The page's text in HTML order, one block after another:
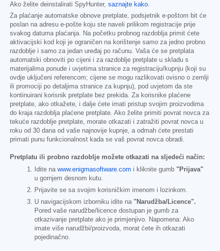
Ako želite deinstalirati SpyHunter, saznajte kako.
Za plaćanje automatske obnove pretplate, podsjetnik e-poštom bit će
poslan na adresu e-pošte koju ste naveli prilikom registracije prije
svakog datuma plaćanja. Na početku probnog razdoblja primit ćete
aktivacijski kod koji je ograničen na korištenje samo za jedno probno
razdoblje i samo za jedan uređaj po računu. Vaša će se pretplata
automatski obnoviti po cijeni i za razdoblje pretplate u skladu s
materijalima ponude i uvjetima stranice za registraciju/kupnju (koji su
ovdje uključeni referencom; cijene se mogu razlikovati ovisno o zemlji
ili promociji po detaljima stranice za kupnju), pod uvjetom da ste
kontinuirani korisnik pretplate bez prekida. Za korisnike plaćene
pretplate, ako otkažete, i dalje ćete imati pristup svojim proizvodima
do kraja razdoblja plaćene pretplate. Ako želite primiti povrat novca za
tekuće razdoblje pretplate, morate otkazati i zatražiti povrat novca u
roku od 30 dana od vaše najnovije kupnje, a odmah ćete prestati
primati punu funkcionalnost kada se vaš povrat novca obradi.
Pretplatu ili probno razdoblje možete otkazati na sljedeći način:
Idite na www.enigmasoftware.com i kliknite gumb "Prijava"
u gornjem desnom kutu.
Prijavite se sa svojim korisničkim imenom i lozinkom.
U navigacijskom izborniku idite na "Narudžba/Licence".
Pored vaše narudžbe/licence dostupan je gumb za
otkazivanje pretplate ako je primjenjivo. Napomena: Ako
imate više narudžbi/proizvoda, morat ćete ih otkazati
pojedinačno.